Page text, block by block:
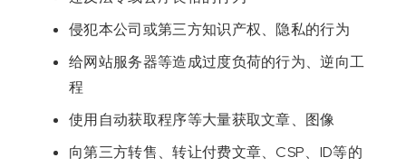
侵犯本公司或第三方知识产权、隐私的行为
给网站服务器等造成过度负荷的行为、逆向工
程
使用自动获取程序等大量获取文章、图像
向第三方转售、转让付费文章、CSP、ID等的